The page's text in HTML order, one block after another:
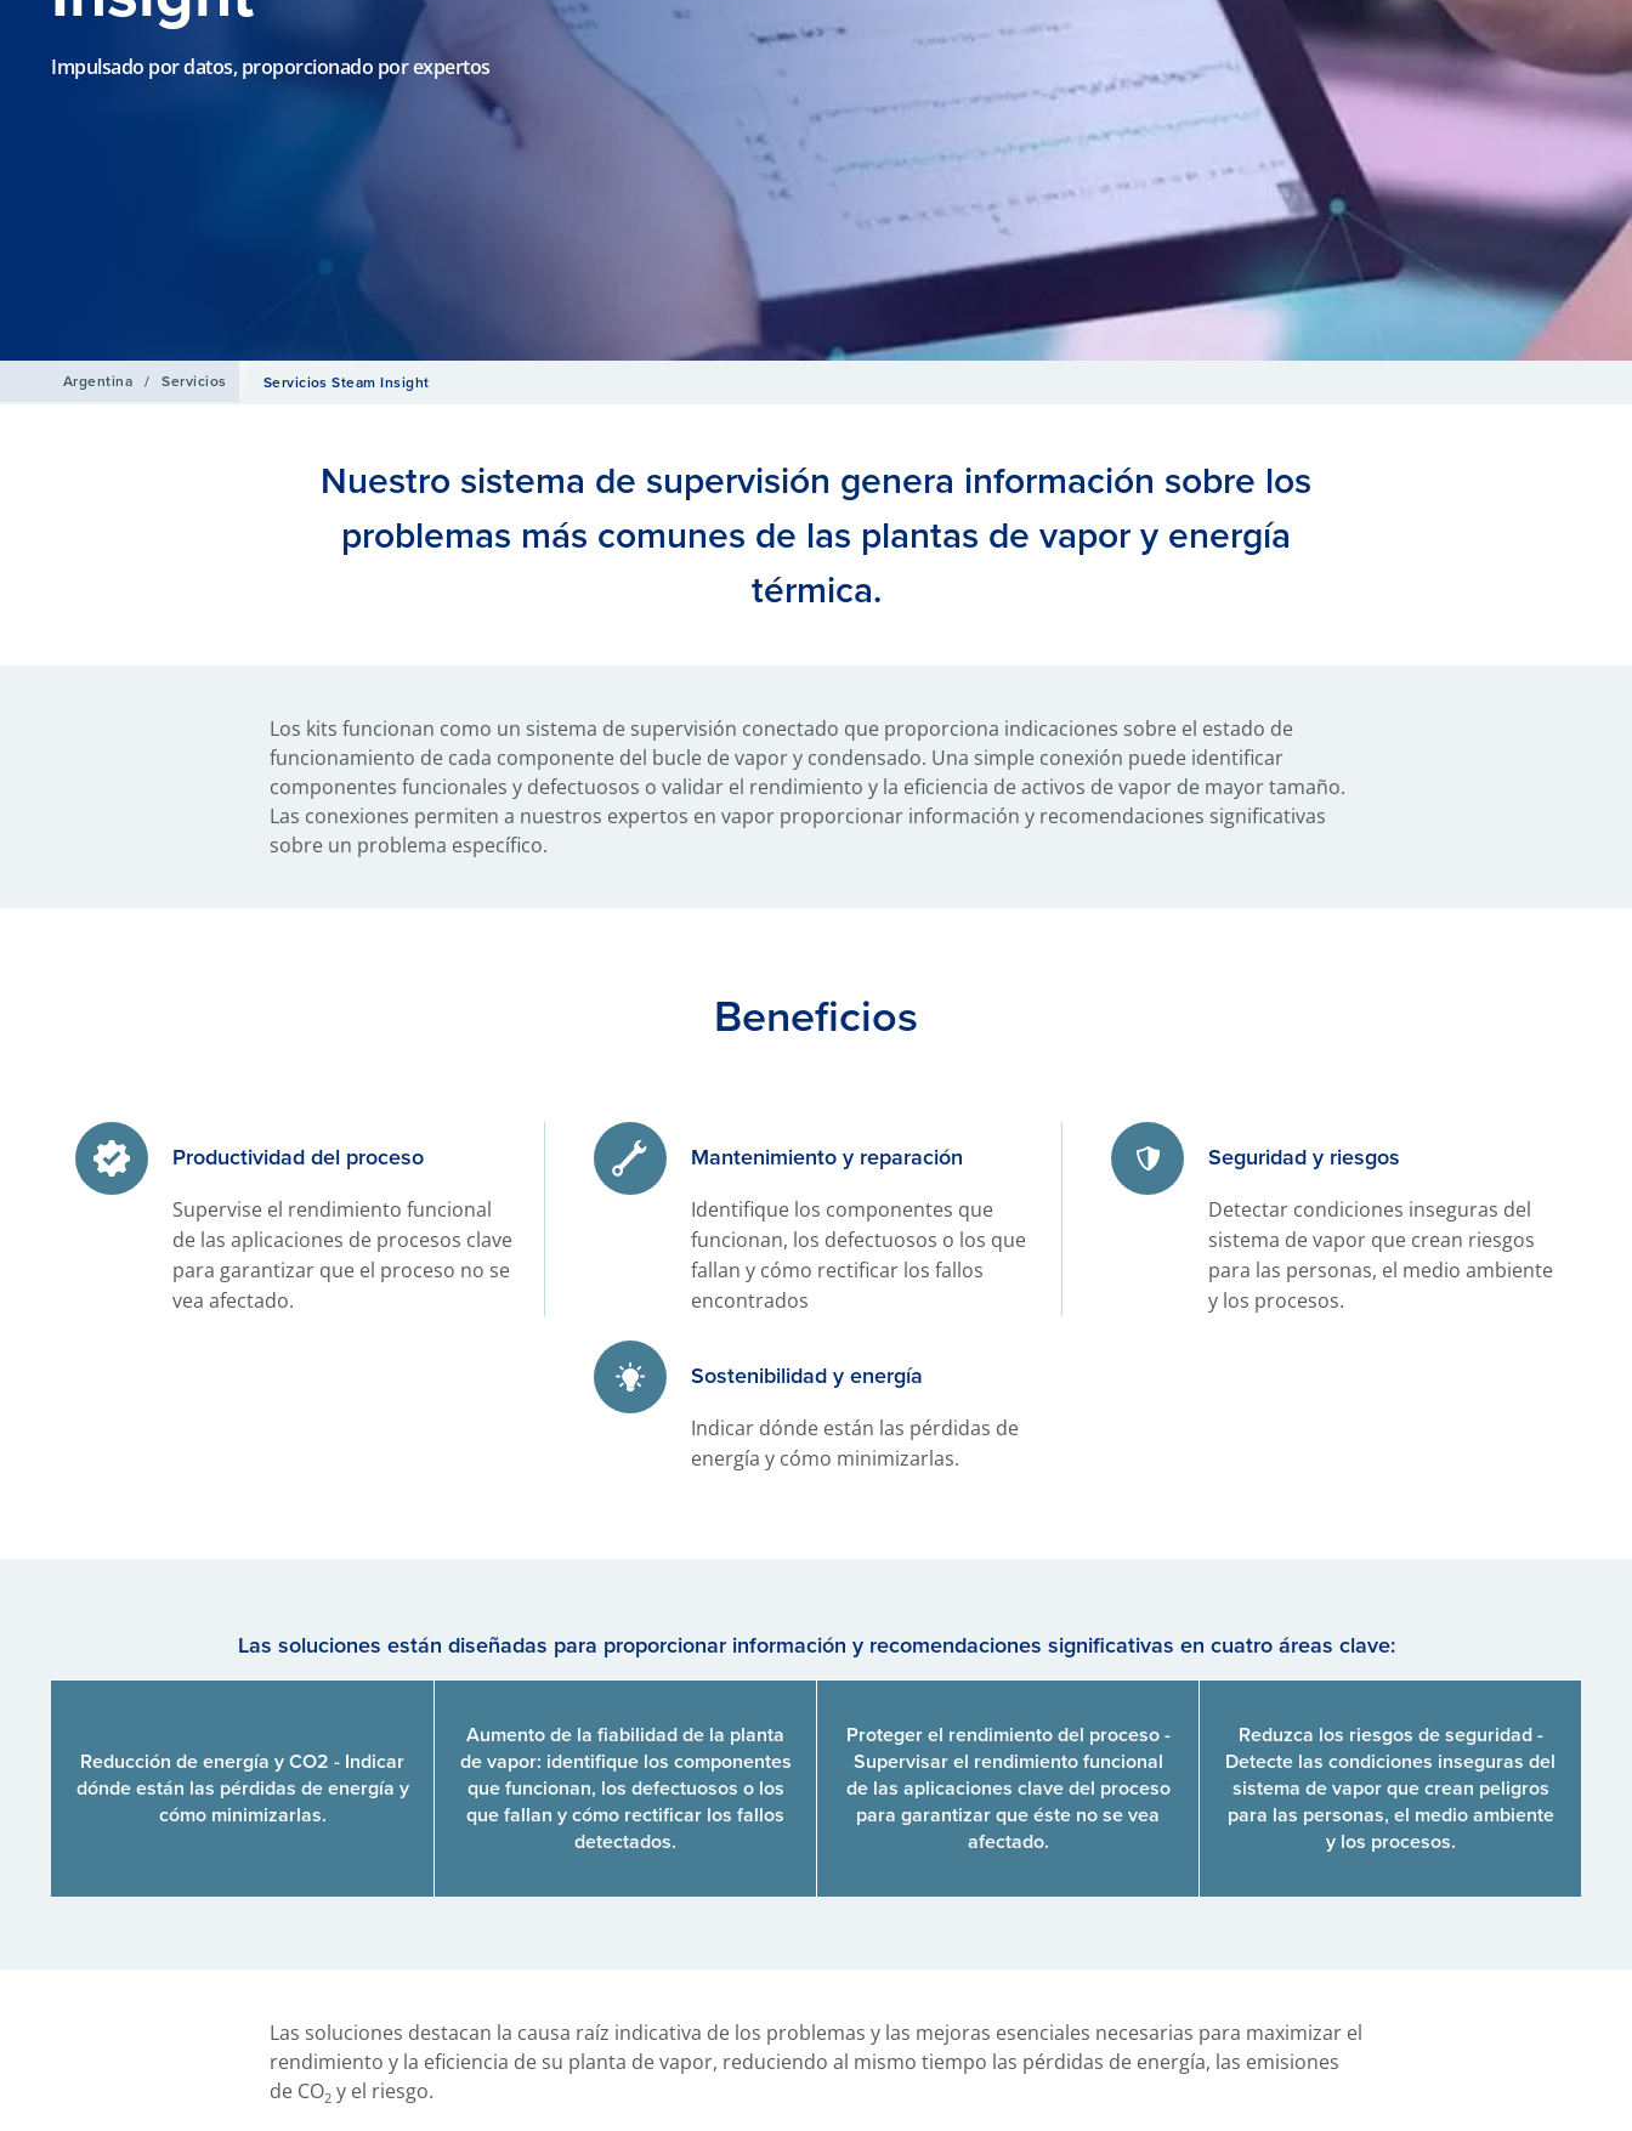
Impulsado por datos, proporcionado por expertos
Argentina / Servicios Servicios Steam Insight
Nuestro sistema de supervisión genera información sobre los
problemas más comunes de las plantas de vapor y energía
térmica.
Los kits funcionan como un sistema de supervisión conectado que proporciona indicaciones sobre el estado de
funcionamiento de cada componente del bucle de vapor y condensado. Una simple conexión puede identificar
componentes funcionales y defectuosos o validar el rendimiento y la eficiencia de activos de vapor de mayor tamaño.
Las conexiones permiten a nuestros expertos en vapor proporcionar información y recomendaciones significativas
sobre un problema específico.
Beneficios
Productividad del proceso
Supervise el rendimiento funcional
de las aplicaciones de procesos clave
para garantizar que el proceso no se
vea afectado.
Mantenimiento y reparación
Identifique los componentes que
funcionan, los defectuosos o los que
fallan y cómo rectificar los fallos
encontrados
Seguridad y riesgos
Detectar condiciones inseguras del
sistema de vapor que crean riesgos
para las personas, el medio ambiente
y los procesos.
Sostenibilidad y energía
Indicar dónde están las pérdidas de
energía y cómo minimizarlas.
Las soluciones están diseñadas para proporcionar información y recomendaciones significativas en cuatro áreas clave:
Reducción de energía y CO2 - Indicar
dónde están las pérdidas de energía y
cómo minimizarlas.
Aumento de la fiabilidad de la planta
de vapor: identifique los componentes
que funcionan, los defectuosos o los
que fallan y cómo rectificar los fallos
detectados.
Proteger el rendimiento del proceso -
Supervisar el rendimiento funcional
de las aplicaciones clave del proceso
para garantizar que éste no se vea
afectado.
Reduzca los riesgos de seguridad -
Detecte las condiciones inseguras del
sistema de vapor que crean peligros
para las personas, el medio ambiente
y los procesos.
Las soluciones destacan la causa raíz indicativa de los problemas y las mejoras esenciales necesarias para maximizar el
rendimiento y la eficiencia de su planta de vapor, reduciendo al mismo tiempo las pérdidas de energía, las emisiones
de CO2 y el riesgo.